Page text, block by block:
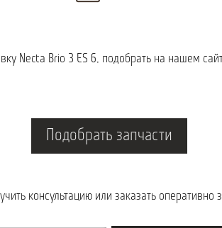
Necta Brio 3 ES 6, подобрать на нашем
Подобрать запчасти
консультацию или заказать оперативно